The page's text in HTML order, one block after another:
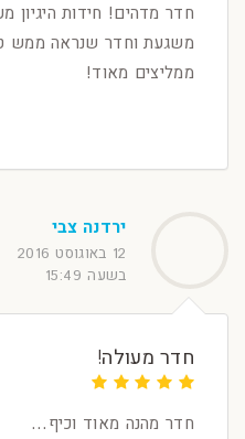
חדר מדהים! חידות היגיון
משגעת וחדר שנראה ממש
ממליצים מאוד!
ירדנה צבי
12 באוגוסט 2016
בשעה 15:49
חדר מעולה!
חדר מהנה מאוד וכיף...